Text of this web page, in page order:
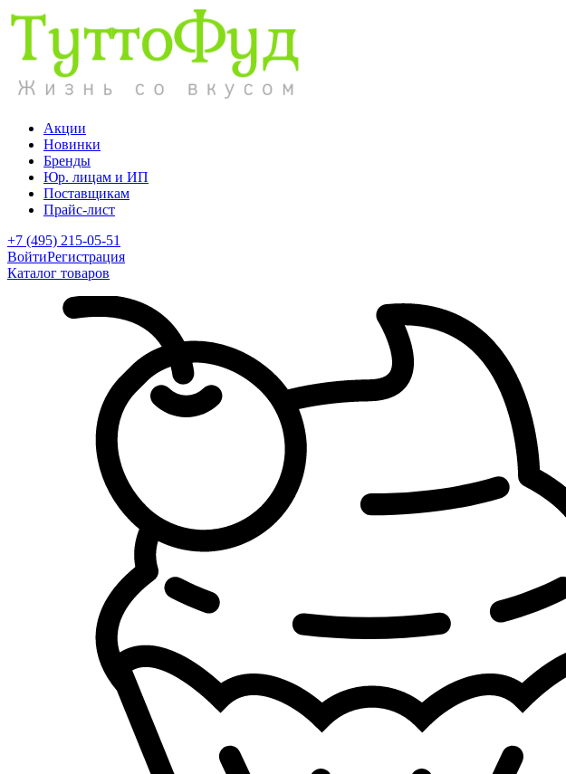
Акции
Новинки
Бренды
Юр. лицам и ИП
Поставщикам
Прайс-лист
+7 (495) 215-05-51
ВойтиРегистрация
Каталог товаров